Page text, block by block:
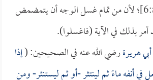
[المائدة:6]؛ لأن من تمام غسل الوجه أن يتمضمض
بذلك في الآية (فاغسلوا).
أبي هريرةرضي الله عنه في الصحيحين: (إذا
أنفه ماءً ثم لينتثر -أو ثم ليستنثر- ومن